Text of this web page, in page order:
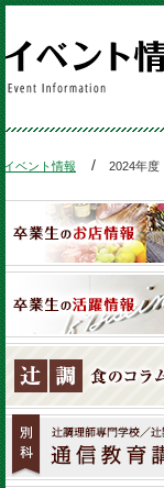
イベント情報 2024年